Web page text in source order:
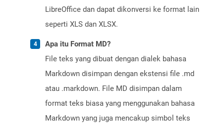
LibreOffice dan dapat dikonversi ke format lain
seperti XLS dan XLSX.
Apa itu Format MD?
File teks yang dibuat dengan dialek bahasa
Markdown disimpan dengan ekstensi file .md
atau .markdown. File MD disimpan dalam
format teks biasa yang menggunakan bahasa
Markdown yang juga mencakup simbol teks